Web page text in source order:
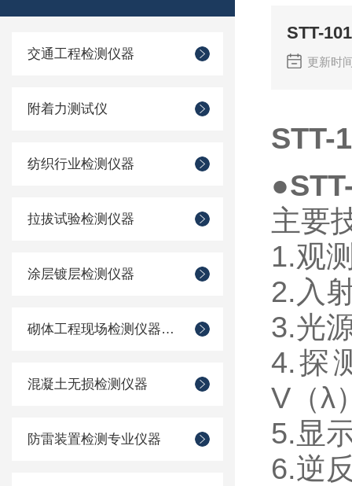
交通工程检测仪器
附着力测试仪
纺织行业检测仪器
拉拔试验检测仪器
涂层镀层检测仪器
砌体工程现场检测仪器仪表
混凝土无损检测仪器
防雷装置检测专业仪器
STT-
更新时
STT-
●
主要
1.观
2. 入
3.光
4.探
V（λ
5.显
6.逆